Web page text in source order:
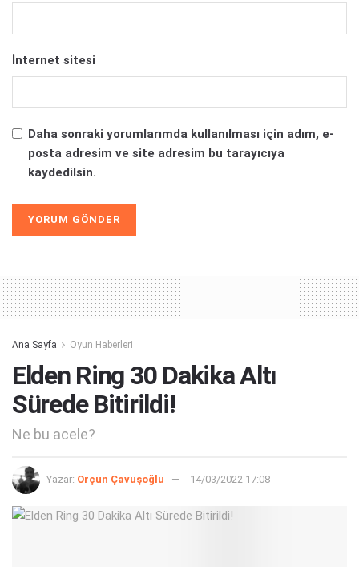
İnternet sitesi
Daha sonraki yorumlarımda kullanılması için adım, e-
posta adresim ve site adresim bu tarayıcıya
kaydedilsin.
Ana Sayfa Oyun Haberleri
Elden Ring 30 Dakika Altı
Sürede Bitirildi!
Ne bu acele?
Yazar: Orçun Çavuşoğlu 14/03/2022 17:08